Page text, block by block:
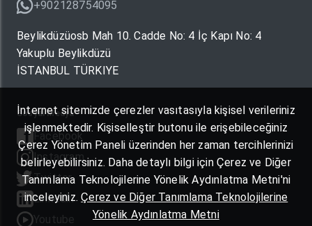
+902128754095
Beylikdüzüosb Mah 10. Cadde No: 4 İç Kapı No: 4
Yakuplu Beylikdüzü
İSTANBUL TÜRKIYE
Sosyal Medya
Facebook
Instagram
Twitter
Linkedin
Youtube
İnternet sitemizde çerezler vasıtasıyla kişisel verileriniz
işlenmektedir. Kişiselleştir butonu ile erişebileceğiniz
Çerez Yönetim Paneli üzerinden her zaman tercihlerinizi
belirleyebilirsiniz. Daha detaylı bilgi için Çerez ve Diğer
Tanımlama Teknolojilerine Yönelik Aydınlatma Metni'ni
inceleyiniz.Çerez ve Diğer Tanımlama Teknolojilerine
Yönelik Aydınlatma Metni